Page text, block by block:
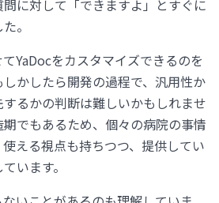
に対して「できますよ」とすぐに
。
YaDocをカスタマイズできるのを
かしたら開発の過程で、汎用性か
るかの判断は難しいかもしれませ
でもあるため、個々の病院の事情
える視点も持ちつつ、提供してい
います。